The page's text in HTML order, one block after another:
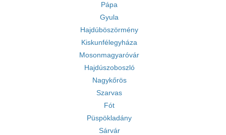
Pápa
Gyula
Hajdúböszörmény
Kiskunfélegyháza
Mosonmagyaróvár
Hajdúszoboszló
Nagykőrös
Szarvas
Fót
Püspökladány
Sárvár